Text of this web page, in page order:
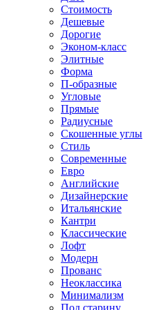
Стоимость
Дешевые
Дорогие
Эконом-класс
Элитные
Форма
П-образные
Угловые
Прямые
Радиусные
Скошенные углы
Стиль
Современные
Евро
Английские
Дизайнерские
Итальянские
Кантри
Классические
Лофт
Модерн
Прованс
Неоклассика
Минимализм
Под старину